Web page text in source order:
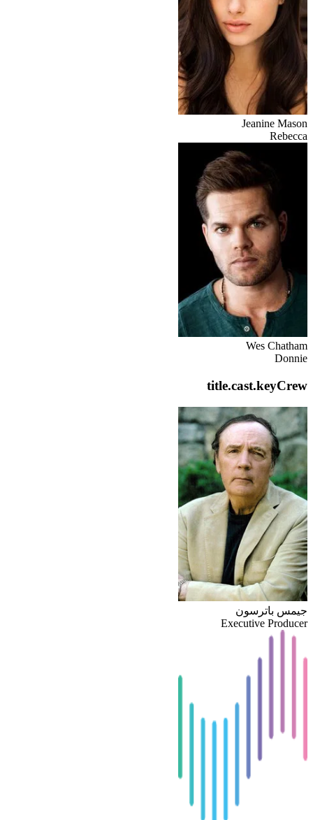
Jeanine Mason
Rebecca
Wes Chatham
Donnie
title.cast.keyCrew
جيمس باترسون
Executive Producer